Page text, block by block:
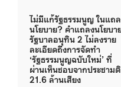
ไม่มีแก้รัฐธรรมนูญ ในแถ
นโยบาย? คำแถลงนโยบา
รัฐบาลอนุทิน 2 ไม่ลงราย
ละเอียดถึงการจัดทำ
‘รัฐธรรมนูญฉบับใหม่’ ที่
ผ่านเห็นชอบจากประชามติ
21.6 ล้านเสียง